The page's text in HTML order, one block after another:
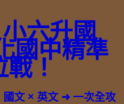
小六升國
國中精準
戰！
國文 × 英文 ➜ 一次全攻